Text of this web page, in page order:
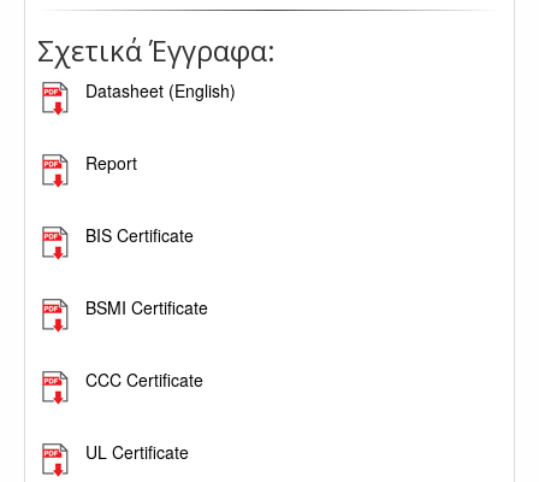
Σχετικά Έγγραφα:
Datasheet (English)
Report
BIS Certificate
BSMI Certificate
CCC Certificate
UL Certificate